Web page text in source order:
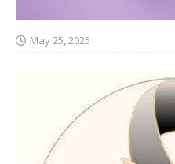
May 25, 2025